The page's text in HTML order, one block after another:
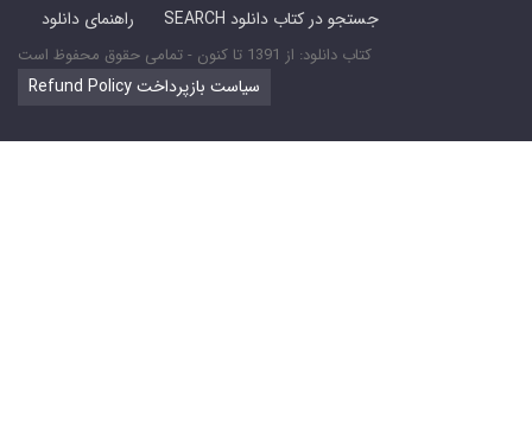
راهنمای دانلود
SEARCH جستجو در کتاب دانلود
کتاب دانلود: از 1391 تا کنون - تمامی حقوق محفوظ است
Refund Policy سیاست بازپرداخت